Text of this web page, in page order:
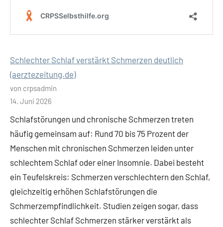
Schlechter Schlaf verstärkt Schmerzen deutlich
(aerztezeitung.de)
von crpsadmin
14. Juni 2026
Schlafstörungen und chronische Schmerzen treten
häufig gemeinsam auf: Rund 70 bis 75 Prozent der
Menschen mit chronischen Schmerzen leiden unter
schlechtem Schlaf oder einer Insomnie. Dabei besteht
ein Teufelskreis: Schmerzen verschlechtern den Schlaf,
gleichzeitig erhöhen Schlafstörungen die
Schmerzempfindlichkeit. Studien zeigen sogar, dass
schlechter Schlaf Schmerzen stärker verstärkt als